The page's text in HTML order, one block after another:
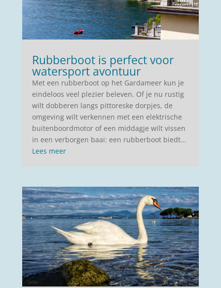
Rubberboot is perfect voor
watersport avontuur
Met een rubberboot op het Gardameer kun je
eindeloos veel plezier beleven. Of je nu rustig
wilt dobberen langs pittoreske dorpjes, de
omgeving wilt verkennen met een elektrische
buitenboordmotor of een middagje wilt vissen
in een verborgen baai: een rubberboot biedt...
Lees meer